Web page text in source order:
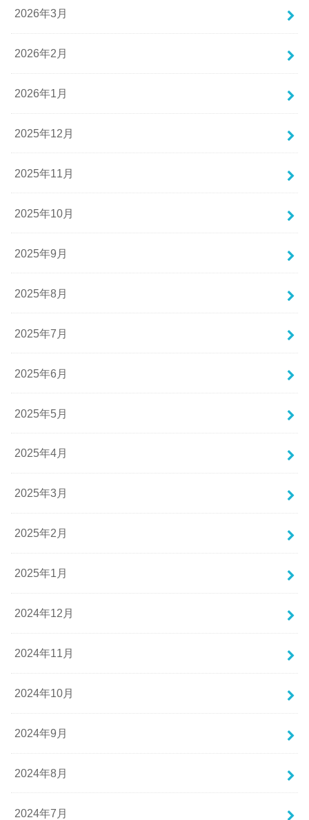
2026年3月
2026年2月
2026年1月
2025年12月
2025年11月
2025年10月
2025年9月
2025年8月
2025年7月
2025年6月
2025年5月
2025年4月
2025年3月
2025年2月
2025年1月
2024年12月
2024年11月
2024年10月
2024年9月
2024年8月
2024年7月